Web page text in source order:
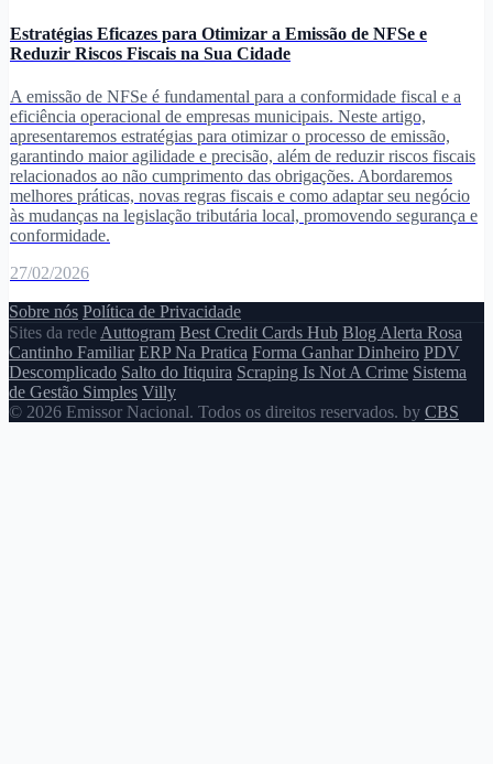
Estratégias Eficazes para Otimizar a Emissão de NFSe e
Reduzir Riscos Fiscais na Sua Cidade
A emissão de NFSe é fundamental para a conformidade fiscal e a
eficiência operacional de empresas municipais. Neste artigo,
apresentaremos estratégias para otimizar o processo de emissão,
garantindo maior agilidade e precisão, além de reduzir riscos fiscais
relacionados ao não cumprimento das obrigações. Abordaremos
melhores práticas, novas regras fiscais e como adaptar seu negócio
às mudanças na legislação tributária local, promovendo segurança e
conformidade.
27/02/2026
Sobre nós Política de Privacidade
Sites da rede Auttogram Best Credit Cards Hub Blog Alerta Rosa
Cantinho Familiar ERP Na Pratica Forma Ganhar Dinheiro PDV
Descomplicado Salto do Itiquira Scraping Is Not A Crime Sistema
de Gestão Simples Villy
© 2026 Emissor Nacional. Todos os direitos reservados. by CBS